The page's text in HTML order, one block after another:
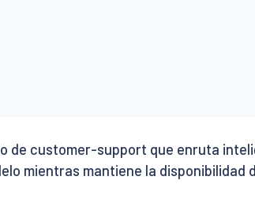
de customer-support que enruta
mientras mantiene la disponibilidad